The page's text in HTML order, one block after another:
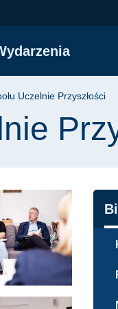
Uczelnie Przyszłości